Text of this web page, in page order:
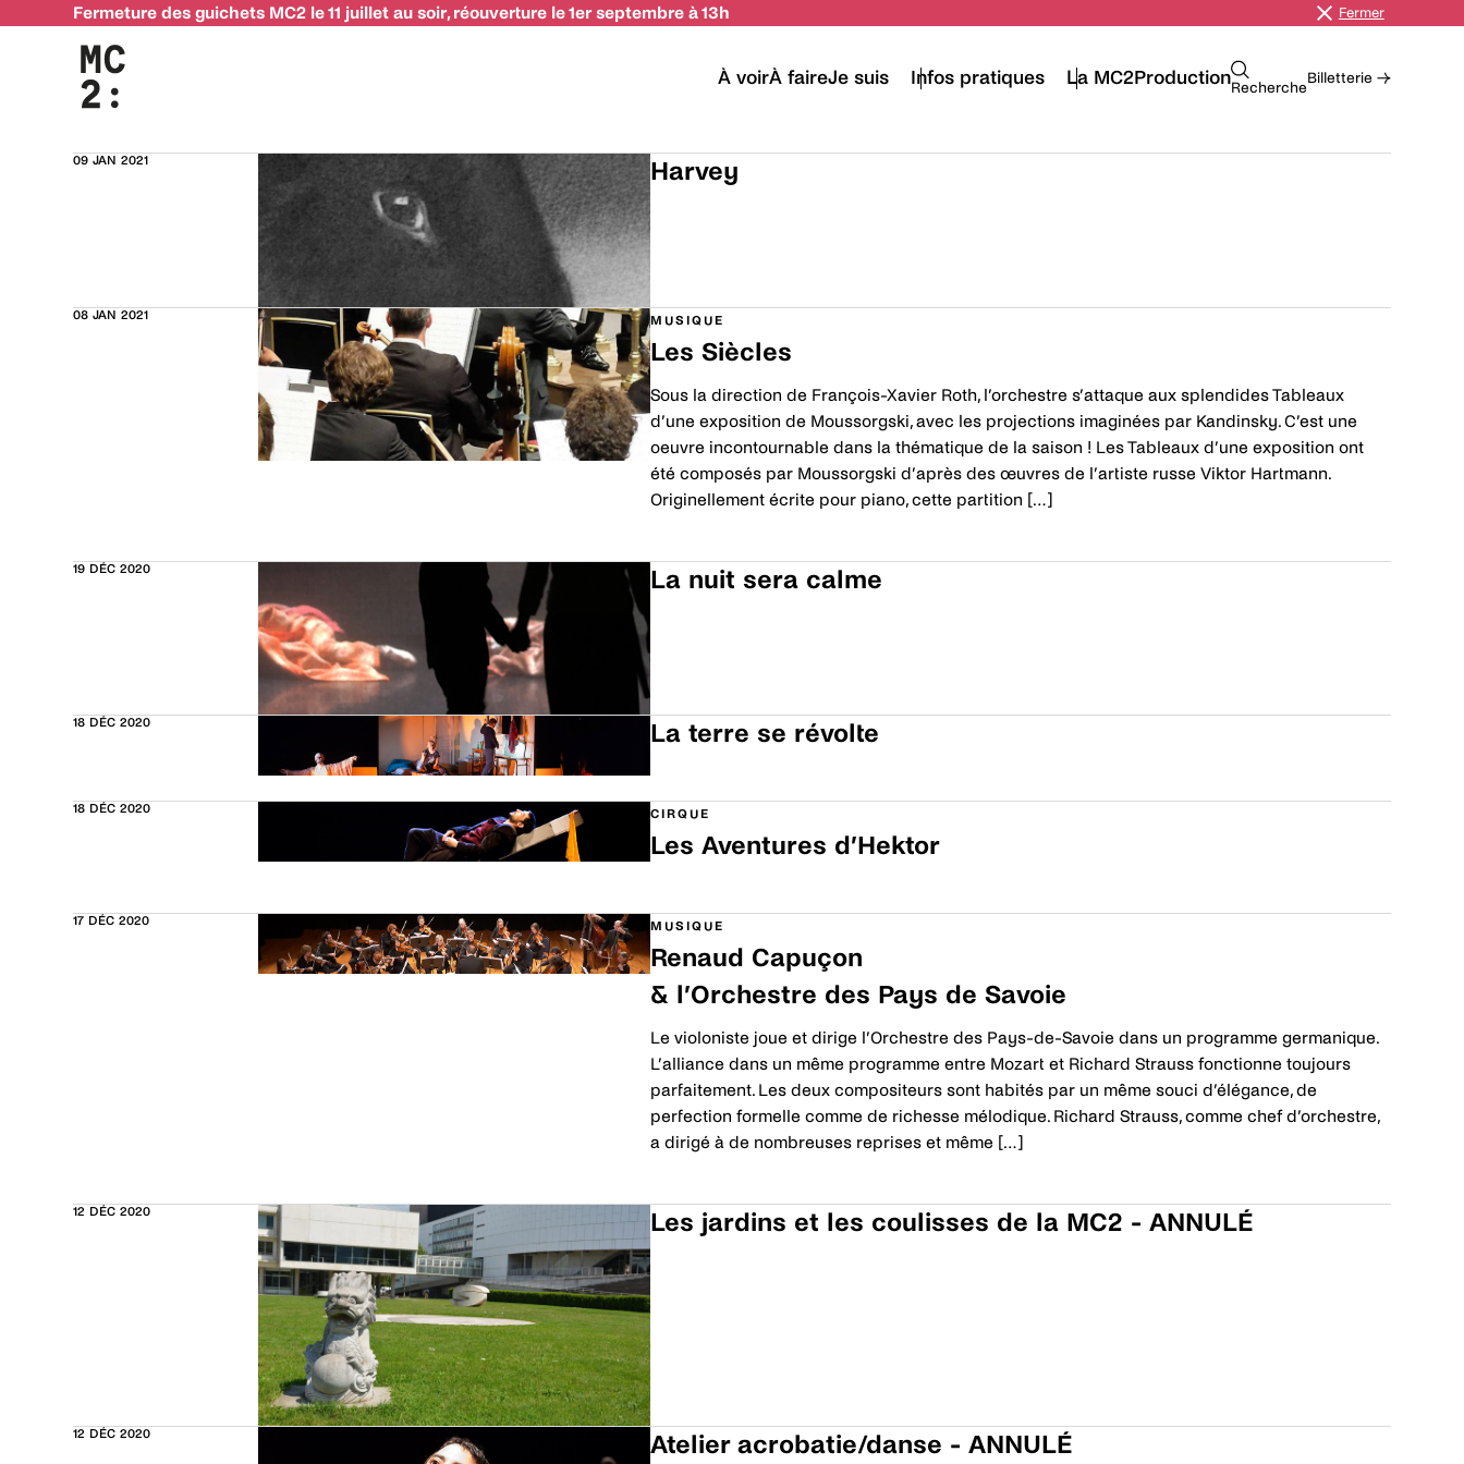
Fermeture des guichets MC2 le 11 juillet au soir, réouverture le 1er septembre à 13h Fermer
À voirÀ faireJe suis Infos pratiques La MC2ProductionRecherche
Billetterie →
Découvrez la programmation passée à la MC2…
09 JAN 2021 Harvey
08 JAN 2021 MUSIQUE
Les Siècles
Sous la direction de François-Xavier Roth, l’orchestre s’attaque aux splendides Tableaux
d’une exposition de Moussorgski, avec les projections imaginées par Kandinsky. C’est une
oeuvre incontournable dans la thématique de la saison ! Les Tableaux d’une exposition ont
été composés par Moussorgski d’après des œuvres de l’artiste russe Viktor Hartmann.
Originellement écrite pour piano, cette partition […]
19 DÉC 2020 La nuit sera calme
18 DÉC 2020 La terre se révolte
18 DÉC 2020 CIRQUE
Les Aventures d’Hektor
17 DÉC 2020 MUSIQUE
Renaud Capuçon
& l’Orchestre des Pays de Savoie
Le violoniste joue et dirige l’Orchestre des Pays-de-Savoie dans un programme germanique.
L’alliance dans un même programme entre Mozart et Richard Strauss fonctionne toujours
parfaitement. Les deux compositeurs sont habités par un même souci d’élégance, de
perfection formelle comme de richesse mélodique. Richard Strauss, comme chef d’orchestre,
a dirigé à de nombreuses reprises et même […]
12 DÉC 2020 Les jardins et les coulisses de la MC2 - ANNULÉ
12 DÉC 2020 Atelier acrobatie/danse - ANNULÉ